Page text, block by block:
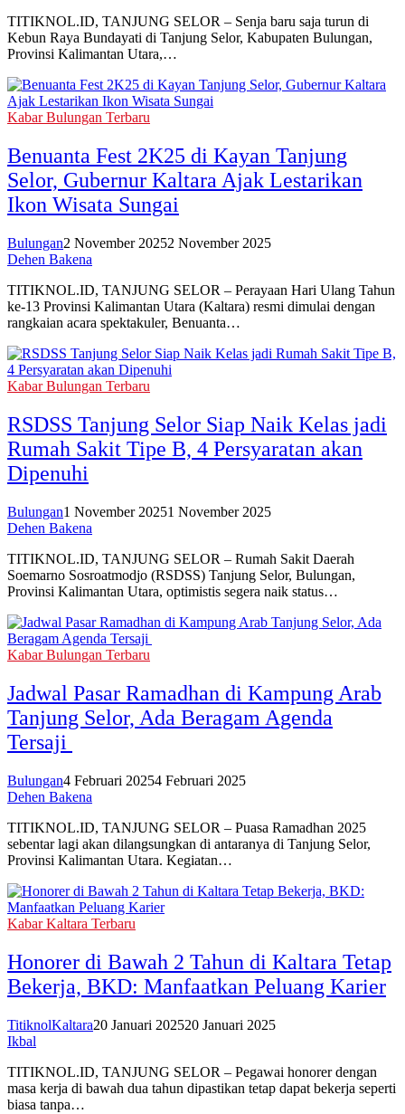
TITIKNOL.ID, TANJUNG SELOR – Senja baru saja turun di
Kebun Raya Bundayati di Tanjung Selor, Kabupaten Bulungan,
Provinsi Kalimantan Utara,…
Kabar Bulungan Terbaru
Benuanta Fest 2K25 di Kayan Tanjung
Selor, Gubernur Kaltara Ajak Lestarikan
Ikon Wisata Sungai
Bulungan2 November 20252 November 2025
Dehen Bakena
TITIKNOL.ID, TANJUNG SELOR – Perayaan Hari Ulang Tahun
ke-13 Provinsi Kalimantan Utara (Kaltara) resmi dimulai dengan
rangkaian acara spektakuler, Benuanta…
Kabar Bulungan Terbaru
RSDSS Tanjung Selor Siap Naik Kelas jadi
Rumah Sakit Tipe B, 4 Persyaratan akan
Dipenuhi
Bulungan1 November 20251 November 2025
Dehen Bakena
TITIKNOL.ID, TANJUNG SELOR – Rumah Sakit Daerah
Soemarno Sosroatmodjo (RSDSS) Tanjung Selor, Bulungan,
Provinsi Kalimantan Utara, optimistis segera naik status…
Kabar Bulungan Terbaru
Jadwal Pasar Ramadhan di Kampung Arab
Tanjung Selor, Ada Beragam Agenda
Tersaji
Bulungan4 Februari 20254 Februari 2025
Dehen Bakena
TITIKNOL.ID, TANJUNG SELOR – Puasa Ramadhan 2025
sebentar lagi akan dilangsungkan di antaranya di Tanjung Selor,
Provinsi Kalimantan Utara. Kegiatan…
Kabar Kaltara Terbaru
Honorer di Bawah 2 Tahun di Kaltara Tetap
Bekerja, BKD: Manfaatkan Peluang Karier
TitiknolKaltara20 Januari 202520 Januari 2025
Ikbal
TITIKNOL.ID, TANJUNG SELOR – Pegawai honorer dengan
masa kerja di bawah dua tahun dipastikan tetap dapat bekerja seperti
biasa tanpa…